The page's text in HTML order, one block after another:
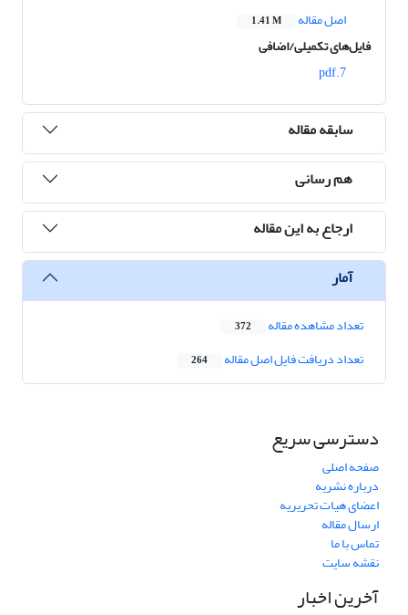
اصل مقاله
1.41 M
فایل‌های تکمیلی/اضافی
7.pdf
سابقه مقاله
هم رسانی
ارجاع به این مقاله
آمار
تعداد مشاهده مقاله 372
تعداد دریافت فایل اصل مقاله 264
دسترسی سریع
صفحه اصلی
درباره نشریه
اعضای هیات تحریریه
ارسال مقاله
تماس با ما
نقشه سایت
آخرین اخبار